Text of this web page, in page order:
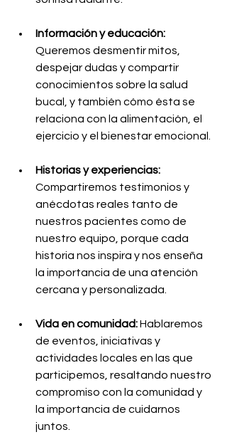
Información y educación:
Queremos desmentir mitos,
despejar dudas y compartir
conocimientos sobre la salud
bucal, y también cómo ésta se
relaciona con la alimentación, el
ejercicio y el bienestar emocional.
Historias y experiencias:
Compartiremos testimonios y
anécdotas reales tanto de
nuestros pacientes como de
nuestro equipo, porque cada
historia nos inspira y nos enseña
la importancia de una atención
cercana y personalizada.
Vida en comunidad: Hablaremos
de eventos, iniciativas y
actividades locales en las que
participemos, resaltando nuestro
compromiso con la comunidad y
la importancia de cuidarnos
juntos.